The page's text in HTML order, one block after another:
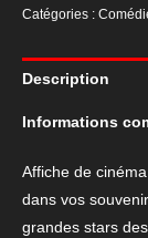
du
film
Stars
la
suite
Catégories :
Description
Informations
Affiche de
dans vos
grandes stars